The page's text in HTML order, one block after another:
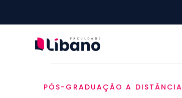
PÓS-GRADUAÇÃO A DISTÂNCIA